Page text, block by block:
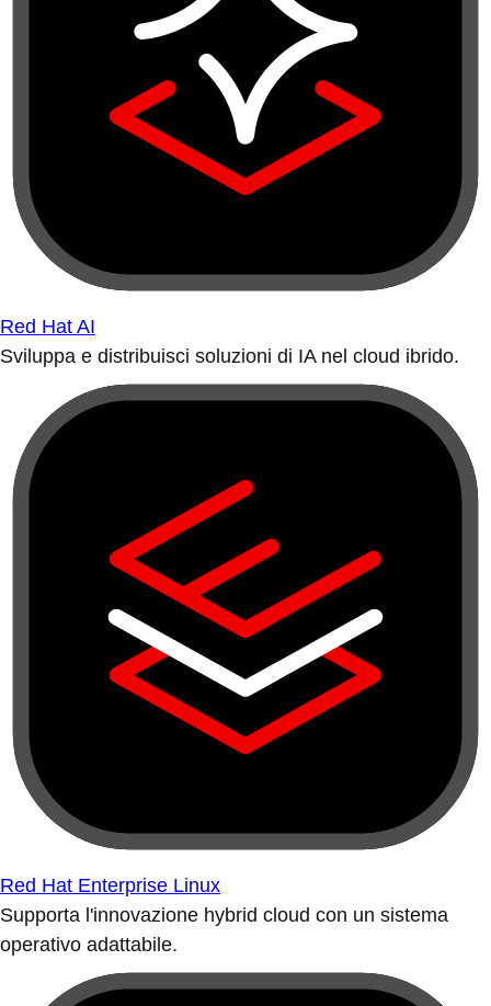
Red Hat AI
Sviluppa e distribuisci soluzioni di IA nel cloud ibrido.
Red Hat Enterprise Linux
Supporta l'innovazione hybrid cloud con un sistema
operativo adattabile.